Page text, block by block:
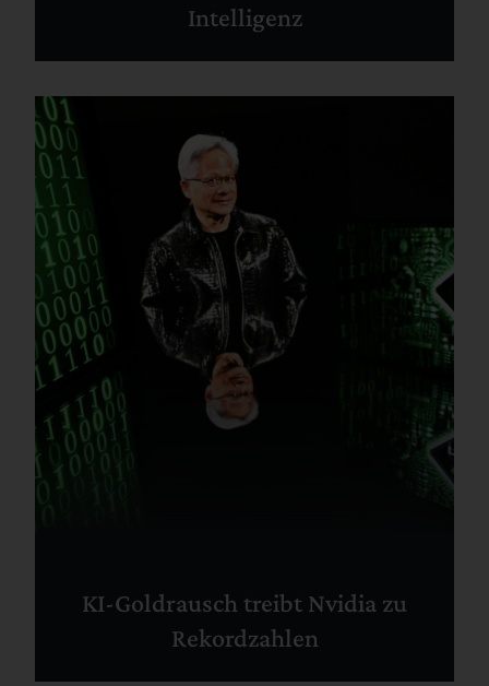
Intelligenz
KI-Goldrausch treibt Nvidia zu
Rekordzahlen